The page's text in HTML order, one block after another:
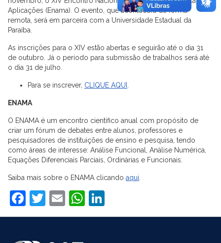
Aplicações (Enama). O evento, que acontecerá de forma
remota, será em parceira com a Universidade Estadual da
Paraíba.
As inscrições para o XIV estão abertas e seguirão até o dia 31
de outubro. Já o período para submissão de trabalhos será até
o dia 31 de julho.
Para se inscrever, CLIQUE AQUI
ENAMA
O ENAMA é um encontro científico anual com propósito de
criar um fórum de debates entre alunos, professores e
pesquisadores de instituições de ensino e pesquisa, tendo
como áreas de interesse: Análise Funcional, Análise Numérica,
Equações Diferenciais Parciais, Ordinárias e Funcionais.
Saiba mais sobre o ENAMA clicando aqui
Facebook
Twitter
EmailWhatsApp